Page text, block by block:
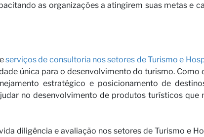
as organizações a atingirem suas metas e
serviços de consultoria nos setores de Turismo e
única para o desenvolvimento do turismo. Como
estratégico e posicionamento de
no desenvolvimento de produtos turísticos que
diligência e avaliação nos setores de Turismo e